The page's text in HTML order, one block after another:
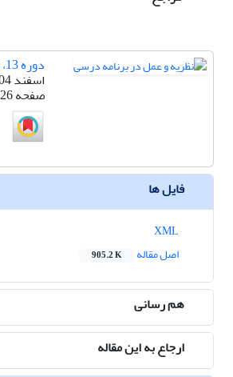
دوره 13، شماره 26
اسفند 1404
صفحه
فایل ها
اصل مقاله
905.2 K
هم رسانی
ارجاع به این مقاله